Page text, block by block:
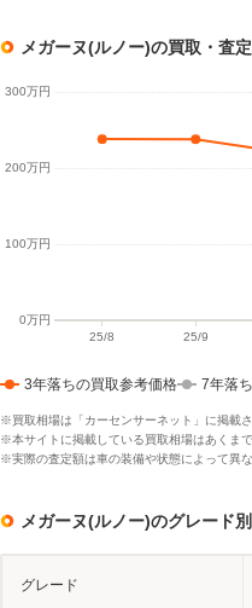
メガーヌ(ルノー)の買取・査
3年落ちの買取参考価格 7年落
※買取相場は「カーセンサーネット」に掲載
※本サイトに掲載している買取相場はあくま
※実際の査定額は車の装備や状態によって異な
メガーヌ(ルノー)のグレード
グレード